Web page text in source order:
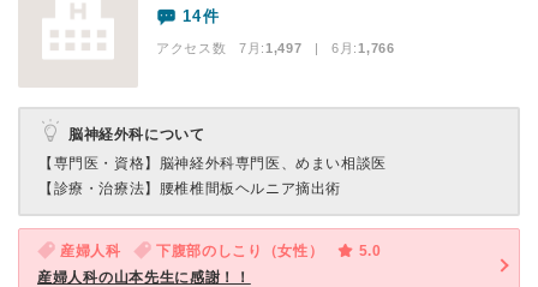
14件
アクセス数 7月:1,497 | 6月:1,766
脳神経外科について
【専門医・資格】 脳神経外科専門医、めまい相談医
【診療・治療法】
腰椎椎間板ヘルニア摘出術
産婦人科 下腹部のしこり（女性）
5.0
産婦人科の山本先生に感謝！！